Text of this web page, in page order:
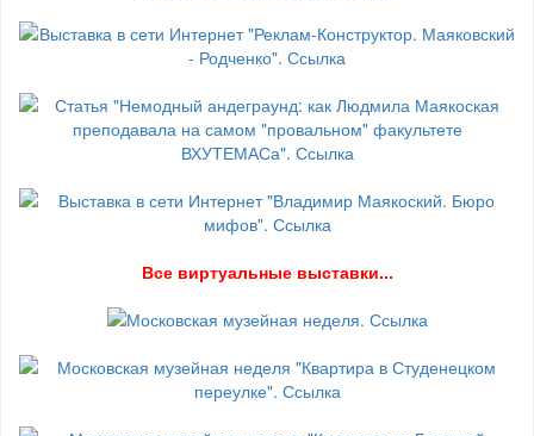
Все виртуальные выставки...